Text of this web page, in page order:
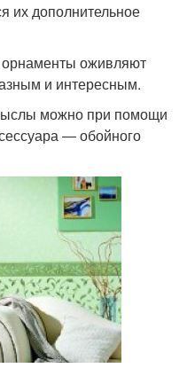
их дополнительное
орнаменты оживляют
и интересным.
можно при помощи
― обойного